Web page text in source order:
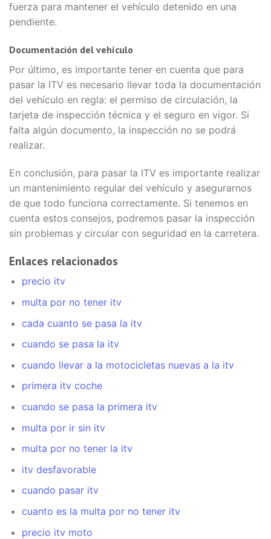
fuerza para mantener el vehículo detenido en una
pendiente.
Documentación del vehículo
Por último, es importante tener en cuenta que para
pasar la ITV es necesario llevar toda la documentación
del vehículo en regla: el permiso de circulación, la
tarjeta de inspección técnica y el seguro en vigor. Si
falta algún documento, la inspección no se podrá
realizar.
En conclusión, para pasar la ITV es importante realizar
un mantenimiento regular del vehículo y asegurarnos
de que todo funciona correctamente. Si tenemos en
cuenta estos consejos, podremos pasar la inspección
sin problemas y circular con seguridad en la carretera.
Enlaces relacionados
precio itv
multa por no tener itv
cada cuanto se pasa la itv
cuando se pasa la itv
cuando llevar a la motocicletas nuevas a la itv
primera itv coche
cuando se pasa la primera itv
multa por ir sin itv
multa por no tener la itv
itv desfavorable
cuando pasar itv
cuanto es la multa por no tener itv
precio itv moto